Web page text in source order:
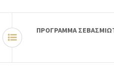
ΠΡΟΓΡΑΜΜΑ